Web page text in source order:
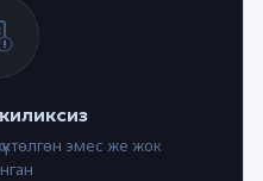
эмес же жок